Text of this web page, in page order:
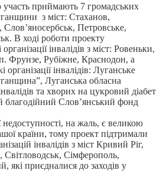
участь приймають 7 громадських
з міст: Стаханов,
Слов’яносербськ, Петровське,
В ході роботи проекту
інвалідів з міст: Ровеньки,
Фрунзе, Рубіжне, Краснодон, а
організації інвалідів: Луганське
Луганська обласна
та хворих на цукровий діабет
благодійний Слов’янський фонд
недоступності, на жаль, є великою
країни, тому проект підтримали
інвалідів з міст Кривий Ріг,
Світловодськ, Сімферополь,
які приєдналися до заходів у